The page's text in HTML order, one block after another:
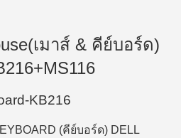
เมาส์ & คีย์บอร์ด)
KB216